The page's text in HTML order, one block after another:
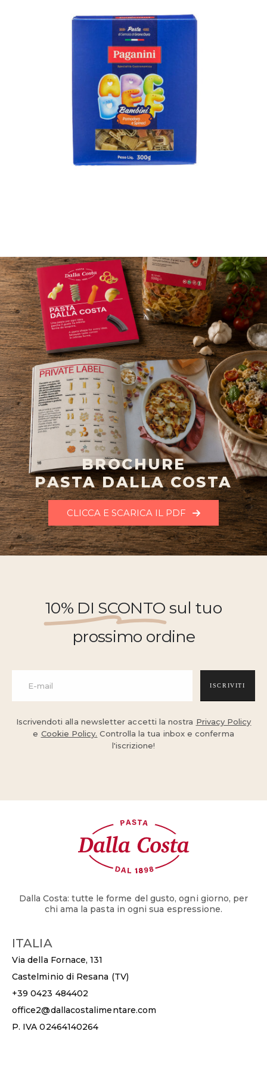
BROCHURE
PASTA DALLA COSTA
CLICCA E SCARICA IL PDF
10% DI SCONTO sul tuo
prossimo ordine
ISCRIVITI
Iscrivendoti alla newsletter accetti la nostra Privacy Policy
e Cookie Policy. Controlla la tua inbox e conferma
l'iscrizione!
Dalla Costa: tutte le forme del gusto, ogni giorno, per
chi ama la pasta in ogni sua espressione.
ITALIA
Via della Fornace, 131
Castelminio di Resana (TV)
+39 0423 484402
office2@dallacostalimentare.com
P. IVA 02464140264